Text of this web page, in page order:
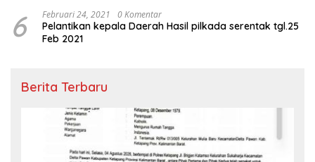
6 Februari 24, 2021 0 Komentar
Pelantikan kepala Daerah Hasil pilkada serentak tgl.25
Feb 2021
Berita Terbaru